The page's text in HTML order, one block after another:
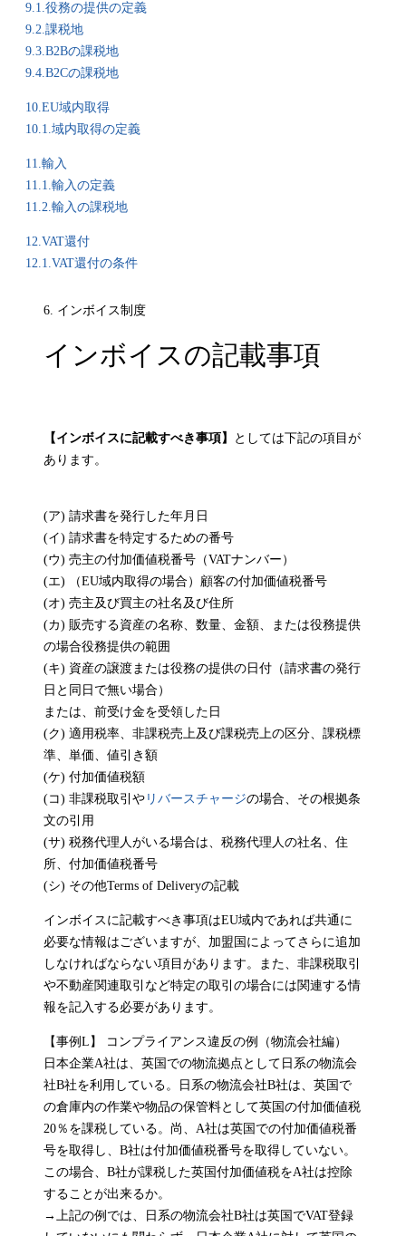
9.1.役務の提供の定義
9.2.課税地
9.3.B2Bの課税地
9.4.B2Cの課税地
10.EU域内取得
10.1.域内取得の定義
11.輸入
11.1.輸入の定義
11.2.輸入の課税地
12.VAT還付
12.1.VAT還付の条件
6. インボイス制度
インボイスの記載事項
【インボイスに記載すべき事項】
としては下記の項目が
あります。
(ア) 請求書を発行した年月日
(イ) 請求書を特定するための番号
(ウ) 売主の付加価値税番号（VATナンバー）
(エ) （EU域内取得の場合）顧客の付加価値税番号
(オ) 売主及び買主の社名及び住所
(カ) 販売する資産の名称、数量、金額、または役務提供
の場合役務提供の範囲
(キ) 資産の譲渡または役務の提供の日付（請求書の発行
日と同日で無い場合）
または、前受け金を受領した日
(ク) 適用税率、非課税売上及び課税売上の区分、課税標
準、単価、値引き額
(ケ) 付加価値税額
(コ) 非課税取引や リバースチャージの場合、その根拠条
文の引用
(サ) 税務代理人がいる場合は、税務代理人の社名、住
所、付加価値税番号
(シ) その他Terms of Deliveryの記載
インボイスに記載すべき事項はEU域内であれば共通に
必要な情報はございますが、加盟国によってさらに追加
しなければならない項目があります。また、非課税取引
や不動産関連取引など特定の取引の場合には関連する情
報を記入する必要があります。
【事例L】 コンプライアンス違反の例（物流会社編）
日本企業A社は、英国での物流拠点として日系の物流会
社B社を利用している。日系の物流会社B社は、英国で
の倉庫内の作業や物品の保管料として英国の付加価値税
20％を課税している。尚、A社は英国での付加価値税番
号を取得し、B社は付加価値税番号を取得していない。
この場合、B社が課税した英国付加価値税をA社は控除
することが出来るか。
→上記の例では、日系の物流会社B社は英国でVAT登録